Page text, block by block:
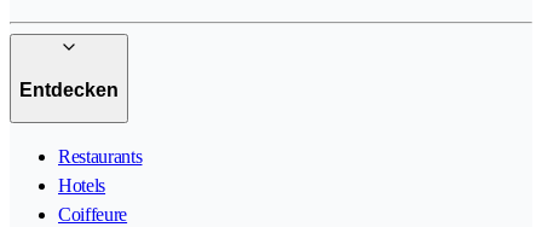
Entdecken
Restaurants
Hotels
Coiffeure